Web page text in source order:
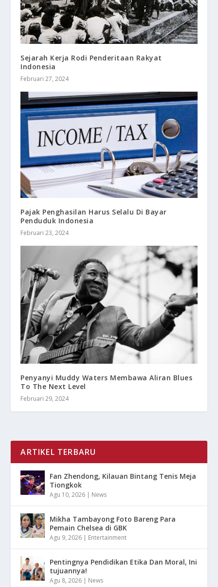
Sejarah Kerja Rodi Penderitaan Rakyat
Indonesia
Februari 27, 2024
Pajak Penghasilan Harus Selalu Di Bayar
Penduduk Indonesia
Februari 23, 2024
Penyanyi Muddy Waters Membawa Aliran Blues
To The Next Level
Februari 29, 2024
ARTIKEL TERBARU
Fan Zhendong, Kilauan Bintang Tenis Meja
Tiongkok
Agu 10, 2026 News
Mikha Tambayong Foto Bareng Para
Pemain Chelsea di GBK
Agu 9, 2026 Entertainment
Pentingnya Pendidikan Etika Dan Moral, Ini
tujuannya!
Agu 8, 2026 News